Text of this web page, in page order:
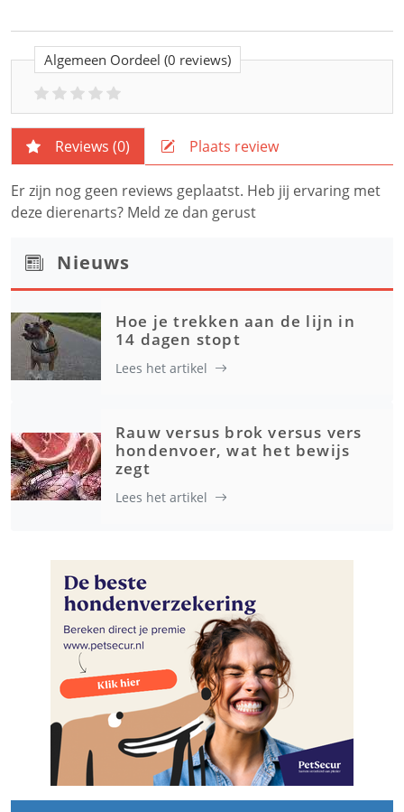
Algemeen Oordeel (0 reviews)
Reviews (0) Plaats review
Er zijn nog geen reviews geplaatst. Heb jij ervaring met
deze dierenarts? Meld ze dan gerust
Nieuws
Hoe je trekken aan de lijn in
14 dagen stopt
Lees het artikel
Rauw versus brok versus vers
hondenvoer, wat het bewijs
zegt
Lees het artikel